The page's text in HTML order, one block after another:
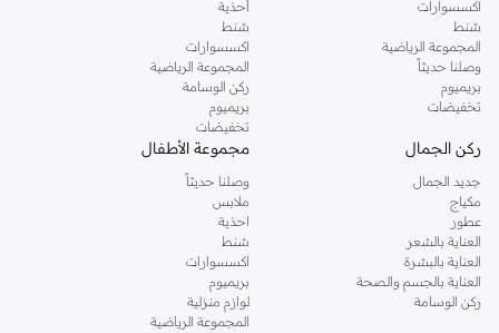
اكسسوارات
شنط
المجموعة الرياضية
وصلنا حديثاً
بريميوم
تخفيضات
أحذية
شنط
اكسسوارات
المجموعة الرياضية
ركن الوسامة
بريميوم
تخفيضات
ركن الجمال
جديد الجمال
مكياج
عطور
العناية بالشعر
العناية بالبشرة
العناية بالجسم والصحة
ركن الوسامة
مجموعة الأطفال
وصلنا حديثاً
ملابس
احذية
شنط
اكسسوارات
بريميوم
لوازم منزلية
المجموعة الرياضية